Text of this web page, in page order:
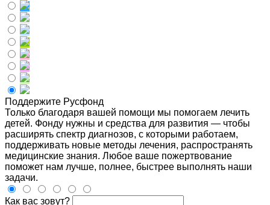
Поддержите Русфонд
Только благодаря вашей помощи мы помогаем лечить
детей. Фонду нужны и средства для развития — чтобы
расширять спектр диагнозов, с которыми работаем,
поддерживать новые методы лечения, распространять
медицинские знания. Любое ваше пожертвование
поможет нам лучше, полнее, быстрее выполнять наши
задачи.
Как вас зовут?